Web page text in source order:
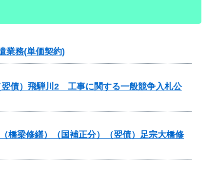
業務(単価契約)
債）飛騨川2 工事に関する一般競争入札公
梁修繕）（国補正分）（翌債）足宗大橋修